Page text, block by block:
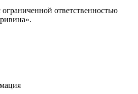
ответственностью